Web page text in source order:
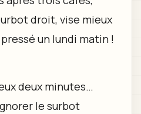
droit, vise mieux
un lundi matin !
deux minutes…
le surbot